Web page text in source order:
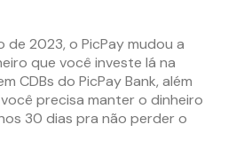
de 2023, o PicPay mudou a
que você investe lá na
CDBs do PicPay Bank, além
precisa manter o dinheiro
30 dias pra não perder o